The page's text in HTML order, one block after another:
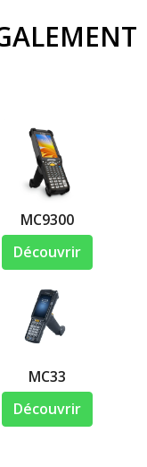
MC9300
Découvrir
MC33
Découvrir